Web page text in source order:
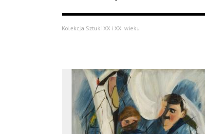
Kolekcja Sztuki XX i XXI wieku